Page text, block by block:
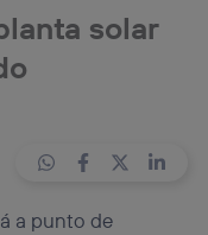
solar
a punto de